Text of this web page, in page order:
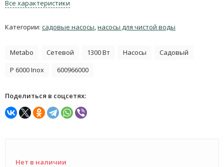
Все характеристики
Категории: садовые насосы,насосы для чистой воды
Metabo Сетевой 1300 Вт Насосы
Садовый
P 6000 Inox
600966000
Поделиться в соцсетях:
Нет в наличии